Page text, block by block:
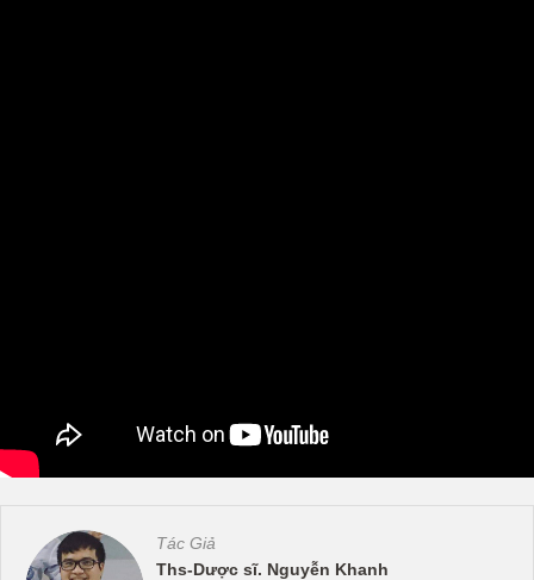
Tác Giả
Ths-Dược sĩ. Nguyễn Khanh